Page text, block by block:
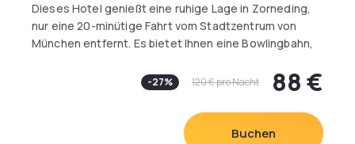
Dieses Hotel genießt eine ruhige Lage in Zorneding,
nur eine 20-minütige Fahrt vom Stadtzentrum von
München entfernt. Es bietet Ihnen eine Bowlingbahn,
Wellnessbereich mit einer Sauna und einem
Aromatherapie-Dampfbad. Alle der klassisch
eingerichteten Zimmer im Hotel Neuwirt verfügen
über Sat-TV und ein eigenes Bad mit Hausschuhen,
-27% 120 €pro Nacht 88 €
Buchen